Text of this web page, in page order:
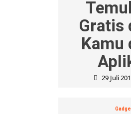
Gratis
Kamu
29 Juli